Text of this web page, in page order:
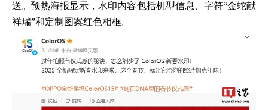
送。预热海报显示，水印内容包括机型信息、字符“金蛇献
祥瑞”和定制图案红色相框。